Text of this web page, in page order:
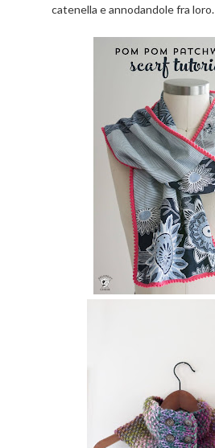
catenella e annodandole fra loro.